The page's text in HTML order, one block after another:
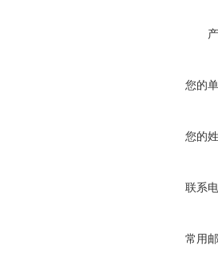
您的
您的
联系
常用